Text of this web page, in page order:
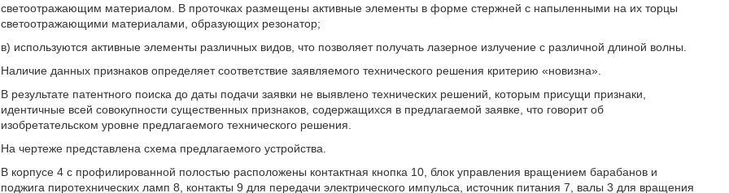
светоотражающим материалом. В проточках размещены активные элементы в форме стержней с напыленными на их торцы
светоотражающими материалами, образующих резонатор;
в) используются активные элементы различных видов, что позволяет получать лазерное излучение с различной длиной волны.
Наличие данных признаков определяет соответствие заявляемого технического решения критерию «новизна».
В результате патентного поиска до даты подачи заявки не выявлено технических решений, которым присущи признаки,
идентичные всей совокупности существенных признаков, содержащихся в предлагаемой заявке, что говорит об
изобретательском уровне предлагаемого технического решения.
На чертеже представлена схема предлагаемого устройства.
В корпусе 4 с профилированной полостью расположены контактная кнопка 10, блок управления вращением барабанов и
поджига пиротехнических ламп 8, контакты 9 для передачи электрического импульса, источник питания 7, валы 3 для вращения